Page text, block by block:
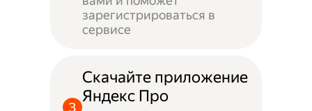
зарегистрироваться в
сервисе
Скачайте приложение
Яндекс Про